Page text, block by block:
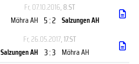
Fr, 07.10.2016, 8.ST
Möhra AH 5 : 2 Salzungen AH
Fr, 26.05.2017, 17.ST
Salzungen AH 3 : 3 Möhra AH